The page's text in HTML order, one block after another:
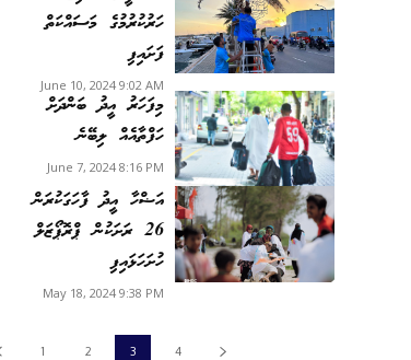
ހަރުކުރުމުގެ މަސައްކަތް
ފަށައިފި
June 10, 2024 9:02 AM
މިފަހަރު އީދު ބަންދަށް
ހަފްތާއެއް ލިބޭނެ
June 7, 2024 8:16 PM
އަޟްހާ އީދު ފާހަގަކުރަން
26 ރަށަކުން ޕްރޮޕޯޒަލް
ހުށަހަޅައިފި
May 18, 2024 9:38 PM
1 2 3 4